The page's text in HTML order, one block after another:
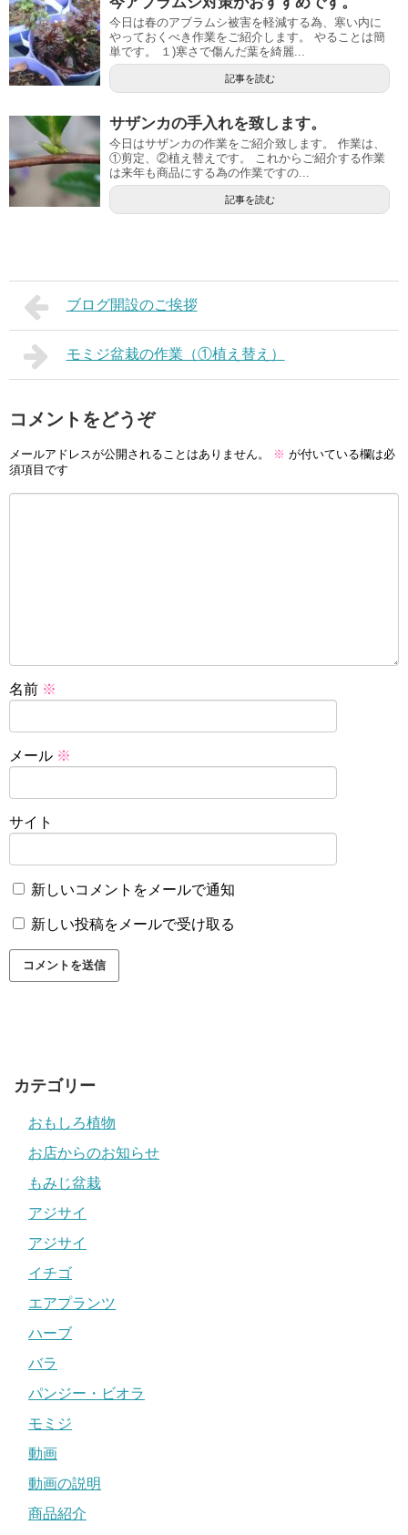
今日は春のアブラムシ被害を軽減する為、寒い内に
やっておくべき作業をご紹介します。 やることは簡
単です。 １)寒さで傷んだ葉を綺麗...
記事を読む
サザンカの手入れを致します。
今日はサザンカの作業をご紹介致します。 作業は、
①剪定、②植え替えです。 これからご紹介する作業
は来年も商品にする為の作業ですの...
記事を読む
ブログ開設のご挨拶
モミジ盆栽の作業（①植え替え）
コメントをどうぞ
メールアドレスが公開されることはありません。 ※ が付いている欄は必
須項目です
名前 ※
メール ※
サイト
新しいコメントをメールで通知
新しい投稿をメールで受け取る
カテゴリー
おもしろ植物
お店からのお知らせ
もみじ盆栽
アジサイ
アジサイ
イチゴ
エアプランツ
ハーブ
バラ
パンジー・ビオラ
モミジ
動画
動画の説明
商品紹介